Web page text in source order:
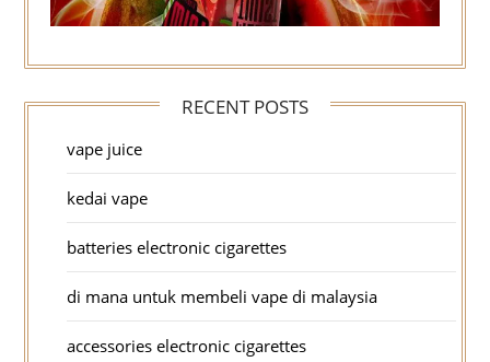
RECENT POSTS
vape juice
kedai vape
batteries electronic cigarettes
di mana untuk membeli vape di malaysia
accessories electronic cigarettes